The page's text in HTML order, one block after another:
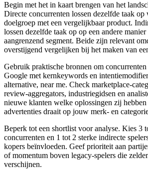
Begin met het in kaart brengen van het
Directe concurrenten lossen dezelfde taak op
doelgroep met een vergelijkbaar product.
lossen dezelfde taak op op een andere
aangrenzend segment. Beide zijn relevant
overstijgend vergelijken bij het maken van
Gebruik praktische bronnen om
Google met kernkeywords en
alternative, near me. Check marketplace-
review-aggregators, industriegidsen en
nieuwe klanten welke oplossingen zij
advertenties draait op jouw merk- en
Beperk tot een shortlist voor analyse. Kies 3
concurrenten en 1 tot 2 sterke indirecte
kopers beïnvloeden. Geef prioriteit aan
of momentum boven legacy-spelers die
verschijnen.